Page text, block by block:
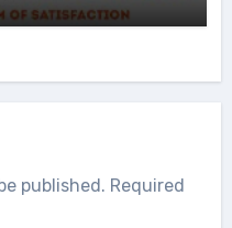
published. Required